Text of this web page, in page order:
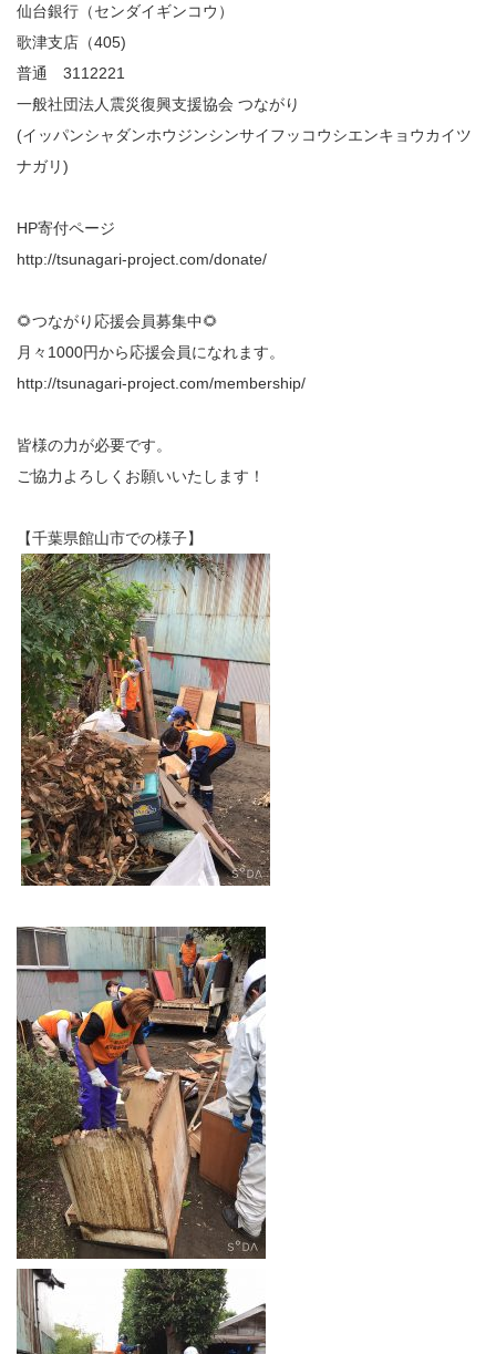
仙台銀行（センダイギンコウ）
歌津支店（405)
普通 3112221
一般社団法人震災復興支援協会 つながり
(イッパンシャダンホウジンシンサイフッコウシエンキョウカイツ
ナガリ)
HP寄付ページ
‭‭‭‭‭‭http://tsunagari-project.com/donate‬‬‬/‬‬‬
🌻つながり応援会員募集中🌻
月々1000円から応援会員になれます。
‭‭‭‭‭‭http://tsunagari-project.com/membership‬‬‬/‬‬
皆様の力が必要です。
ご協力よろしくお願いいたします！
【千葉県館山市での様子】